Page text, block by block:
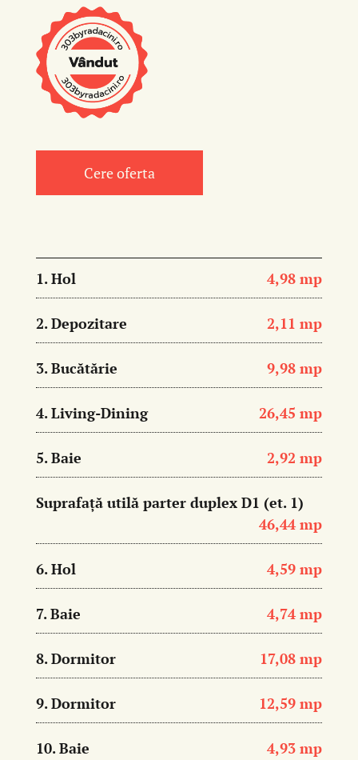
Cere oferta
1. Hol 4,98 mp
2. Depozitare 2,11 mp
3. Bucătărie 9,98 mp
4. Living-Dining 26,45 mp
5. Baie 2,92 mp
Suprafață utilă parter duplex D1 (et. 1)
46,44 mp
6. Hol 4,59 mp
7. Baie 4,74 mp
8. Dormitor 17,08 mp
9. Dormitor 12,59 mp
10. Baie 4,93 mp